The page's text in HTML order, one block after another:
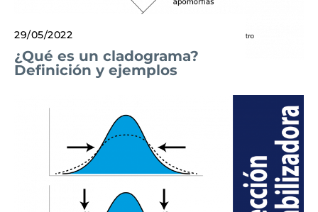
29/05/2022
¿Qué es un cladograma?
Definición y ejemplos